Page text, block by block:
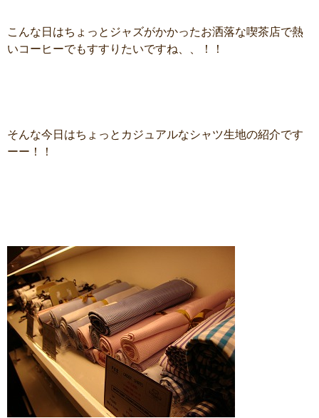
こんな日はちょっとジャズがかかったお洒落な喫茶店で熱
いコーヒーでもすすりたいですね、、！！
そんな今日はちょっとカジュアルなシャツ生地の紹介です
ーー！！